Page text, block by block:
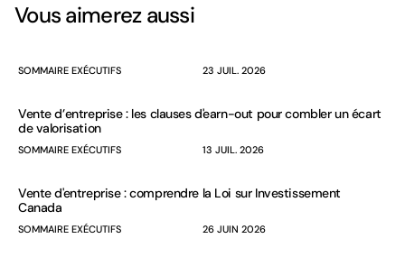
Vous aimerez aussi
SOMMAIRE EXÉCUTIFS 23 JUIL. 2026
Vente d’entreprise : les clauses d'earn-out pour combler un écart
de valorisation
SOMMAIRE EXÉCUTIFS 13 JUIL. 2026
Vente d'entreprise : comprendre la Loi sur Investissement
Canada
SOMMAIRE EXÉCUTIFS 26 JUIN 2026